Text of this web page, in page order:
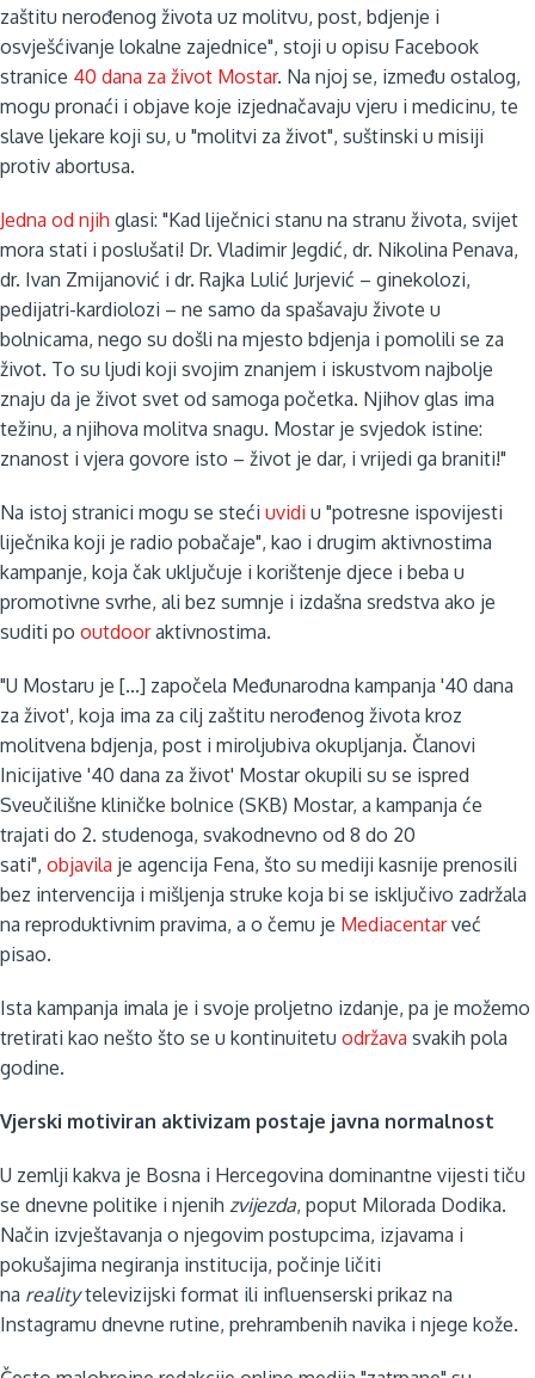
zaštitu nerođenog života uz molitvu, post, bdjenje i
osvješćivanje lokalne zajednice", stoji u opisu Facebook
stranice 40 dana za život Mostar. Na njoj se, između ostalog,
mogu pronaći i objave koje izjednačavaju vjeru i medicinu, te
slave ljekare koji su, u "molitvi za život", suštinski u misiji
protiv abortusa.
Jedna od njih glasi: "Kad liječnici stanu na stranu života, svijet
mora stati i poslušati! Dr. Vladimir Jegdić, dr. Nikolina Penava,
dr. Ivan Zmijanović i dr. Rajka Lulić Jurjević – ginekolozi,
pedijatri-kardiolozi – ne samo da spašavaju živote u
bolnicama, nego su došli na mjesto bdjenja i pomolili se za
život. To su ljudi koji svojim znanjem i iskustvom najbolje
znaju da je život svet od samoga početka. Njihov glas ima
težinu, a njihova molitva snagu. Mostar je svjedok istine:
znanost i vjera govore isto – život je dar, i vrijedi ga braniti!"
Na istoj stranici mogu se steći uvidi u "potresne ispovijesti
liječnika koji je radio pobačaje", kao i drugim aktivnostima
kampanje, koja čak uključuje i korištenje djece i beba u
promotivne svrhe, ali bez sumnje i izdašna sredstva ako je
suditi po outdooraktivnostima.
"U Mostaru je [...] započela Međunarodna kampanja '40 dana
za život', koja ima za cilj zaštitu nerođenog života kroz
molitvena bdjenja, post i miroljubiva okupljanja. Članovi
Inicijative '40 dana za život' Mostar okupili su se ispred
Sveučilišne kliničke bolnice (SKB) Mostar, a kampanja će
trajati do 2. studenoga, svakodnevno od 8 do 20
sati", objavila je agencija Fena, što su mediji kasnije prenosili
bez intervencija i mišljenja struke koja bi se isključivo zadržala
na reproduktivnim pravima, a o čemu je Mediacentarveć
pisao.
Ista kampanja imala je i svoje proljetno izdanje, pa je možemo
tretirati kao nešto što se u kontinuitetu održava svakih pola
godine.
Vjerski motiviran aktivizam postaje javna normalnost
U zemlji kakva je Bosna i Hercegovina dominantne vijesti tiču
se dnevne politike i njenih zvijezda, poput Milorada Dodika.
Način izvještavanja o njegovim postupcima, izjavama i
pokušajima negiranja institucija, počinje ličiti
na realitytelevizijski format ili influenserski prikaz na
Instagramu dnevne rutine, prehrambenih navika i njege kože.